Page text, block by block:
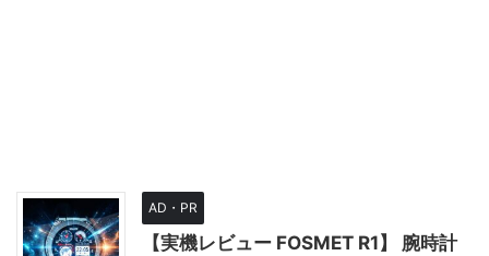
AD・PR
【実機レビュー FOSMET R1】 腕時計